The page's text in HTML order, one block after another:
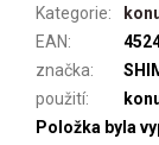
Kategorie:
EAN:
značka:
použití:
Položka byla